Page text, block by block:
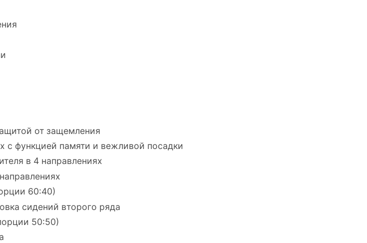
от защемления
с функцией памяти и вежливой посадки
в 4 направлениях
60:40)
сидений второго ряда
50:50)